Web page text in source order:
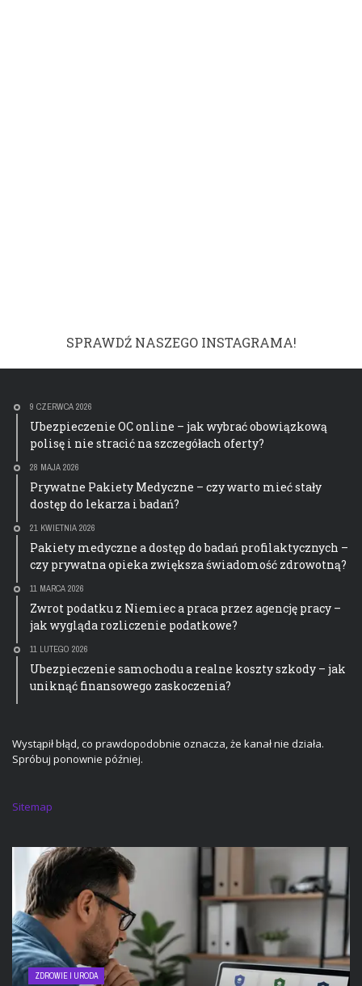
SPRAWDŹ NASZEGO INSTAGRAMA!
9 CZERWCA 2026
Ubezpieczenie OC online – jak wybrać obowiązkową
polisę i nie stracić na szczegółach oferty?
28 MAJA 2026
Prywatne Pakiety Medyczne – czy warto mieć stały
dostęp do lekarza i badań?
21 KWIETNIA 2026
Pakiety medyczne a dostęp do badań profilaktycznych –
czy prywatna opieka zwiększa świadomość zdrowotną?
11 MARCA 2026
Zwrot podatku z Niemiec a praca przez agencję pracy –
jak wygląda rozliczenie podatkowe?
11 LUTEGO 2026
Ubezpieczenie samochodu a realne koszty szkody – jak
uniknąć finansowego zaskoczenia?
Wystąpił błąd, co prawdopodobnie oznacza, że kanał nie działa.
Spróbuj ponownie później.
Sitemap
ZDROWIE I URODA